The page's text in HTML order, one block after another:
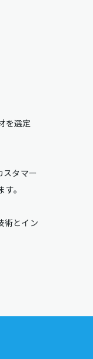
を選定
タマー
。
術とイン